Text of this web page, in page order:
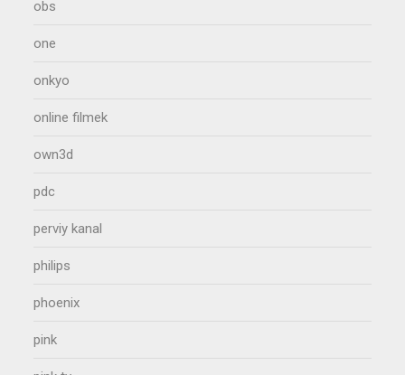
obs
one
onkyo
online filmek
own3d
pdc
perviy kanal
philips
phoenix
pink